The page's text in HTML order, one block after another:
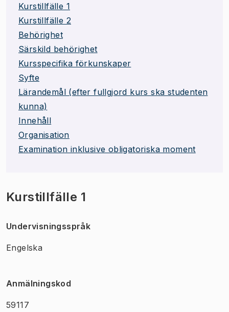
Kurstillfälle 1
Kurstillfälle 2
Behörighet
Särskild behörighet
Kursspecifika förkunskaper
Syfte
Lärandemål (efter fullgjord kurs ska studenten
kunna)
Innehåll
Organisation
Examination inklusive obligatoriska moment
Kurstillfälle 1
Undervisningsspråk
Engelska
Anmälningskod
59117